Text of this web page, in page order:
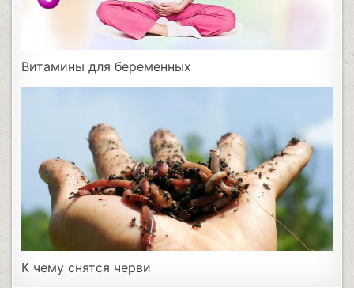
Витамины для беременных
К чему снятся черви